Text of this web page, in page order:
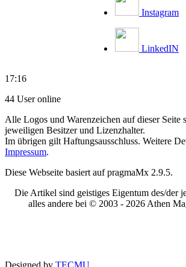
Instagram
LinkedIN
17:16
44 User online
Alle Logos und Warenzeichen auf dieser Seite
jeweiligen Besitzer und Lizenzhalter.
Im übrigen gilt Haftungsausschluss. Weitere
Impressum.
Diese Webseite basiert auf pragmaMx 2.9.5.
Die Artikel sind geistiges Eigentum des/der
alles andere bei © 2003 - 2026 Athen
Designed by TECMU